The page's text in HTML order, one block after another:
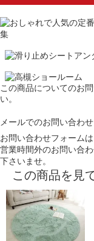
この商品についてのお
い。
メールでのお問い合わせ
お問い合わせフォーム
営業時間外のお問い合
下さいませ。
この商品を見